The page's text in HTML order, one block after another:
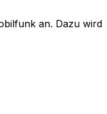
an. Dazu wird